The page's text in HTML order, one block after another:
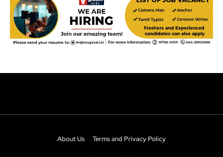
About Us Terms and Privacy Policy